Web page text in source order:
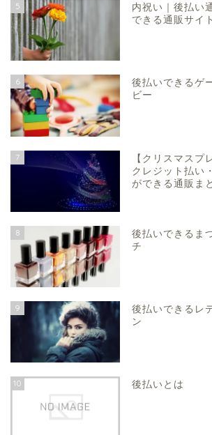
5
内祝い｜後払い
できる通販サイト
6
後払いできるゲ
ビー
7
【クリスマスプ
クレジット払い
ができる通販ま
8
後払いできるま
チ
9
後払いできるレ
ン
10 後払いとは